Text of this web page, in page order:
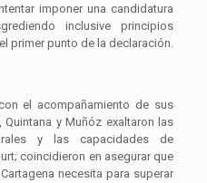
imponer una candidatura
inclusive principios
primer punto de la declaración.
el acompañamiento de sus
y Muñóz exaltaron las
y las capacidades de
coincidieron en asegurar que
necesita para superar